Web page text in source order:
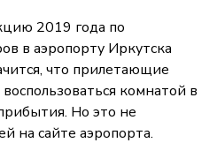
2019 года по
в аэропорту Иркутска
что прилетающие
комнатой в
Но это не
на сайте аэропорта.